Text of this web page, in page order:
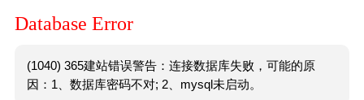
Database Error
(1040) 365建站错误警告：连接数据库失败，可能的原
因：1、数据库密码不对; 2、mysql未启动。